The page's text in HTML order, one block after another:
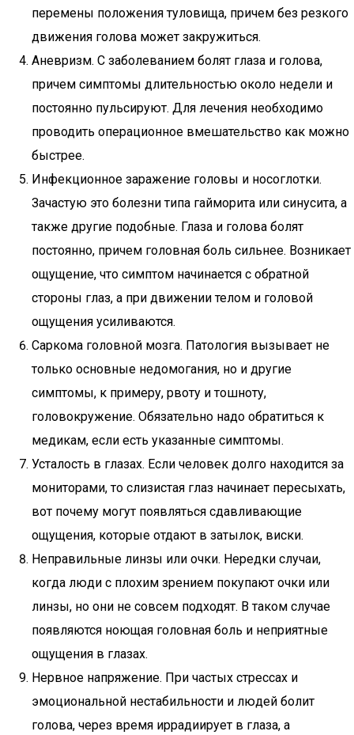
перемены положения туловища, причем без резкого
движения голова может закружиться.
Аневризм. С заболеванием болят глаза и голова,
причем симптомы длительностью около недели и
постоянно пульсируют. Для лечения необходимо
проводить операционное вмешательство как можно
быстрее.
Инфекционное заражение головы и носоглотки.
Зачастую это болезни типа гайморита или синусита, а
также другие подобные. Глаза и голова болят
постоянно, причем головная боль сильнее. Возникает
ощущение, что симптом начинается с обратной
стороны глаз, а при движении телом и головой
ощущения усиливаются.
Саркома головной мозга. Патология вызывает не
только основные недомогания, но и другие
симптомы, к примеру, рвоту и тошноту,
головокружение. Обязательно надо обратиться к
медикам, если есть указанные симптомы.
Усталость в глазах. Если человек долго находится за
мониторами, то слизистая глаз начинает пересыхать,
вот почему могут появляться сдавливающие
ощущения, которые отдают в затылок, виски.
Неправильные линзы или очки. Нередки случаи,
когда люди с плохим зрением покупают очки или
линзы, но они не совсем подходят. В таком случае
появляются ноющая головная боль и неприятные
ощущения в глазах.
Нервное напряжение. При частых стрессах и
эмоциональной нестабильности и людей болит
голова, через время иррадиирует в глаза, а